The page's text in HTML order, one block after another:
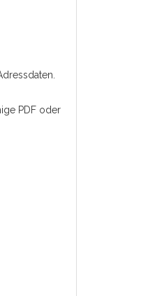
PDF oder